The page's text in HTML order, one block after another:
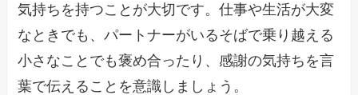
気持ちを持つことが大切です。仕事や生活が大変
なときでも、パートナーがいるそばで乗り越える
小さなことでも褒め合ったり、感謝の気持ちを言
葉で伝えることを意識しましょう。